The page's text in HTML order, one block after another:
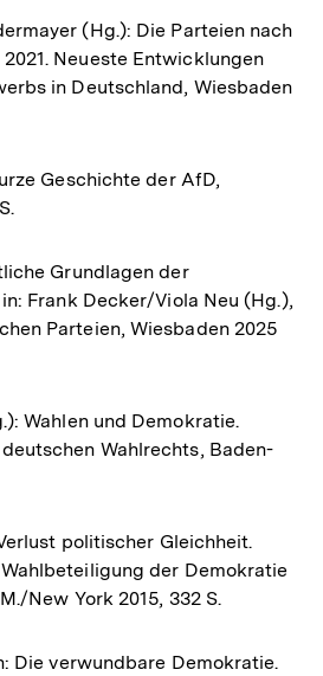
(Hg.): Die Parteien nach
Neueste Entwicklungen
in Deutschland, Wiesbaden
Geschichte der AfD,
Grundlagen der
Frank Decker/Viola Neu (Hg.),
Parteien, Wiesbaden 2025
Wahlen und Demokratie.
Wahlrechts, Baden-
politischer Gleichheit.
der Demokratie
New York 2015, 332 S.
Die verwundbare Demokratie.